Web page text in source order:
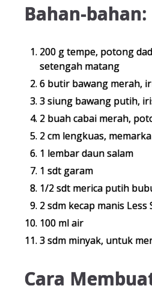
Bahan-bahan:
200 g tempe, potong
setengah matang
6 butir bawang merah,
3 siung bawang putih,
2 buah cabai merah,
2 cm lengkuas,
1 lembar daun salam
1 sdt garam
1/2 sdt merica putih
2 sdm kecap manis
100 ml air
3 sdm minyak, untuk
Cara